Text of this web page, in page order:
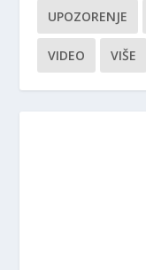
UPOZORENJE
VIDEO VIŠE